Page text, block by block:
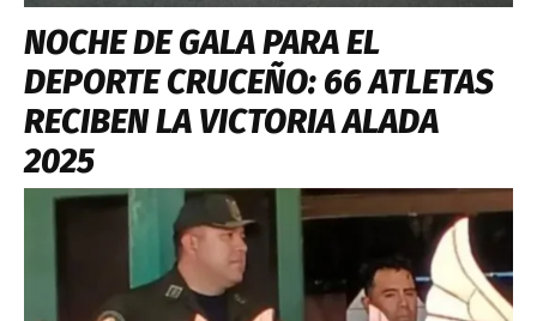
NOCHE DE GALA PARA EL
DEPORTE CRUCEÑO: 66 ATLETAS
RECIBEN LA VICTORIA ALADA
2025